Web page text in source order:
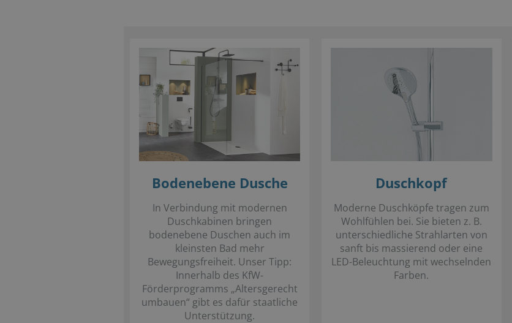
Bodenebene Dusche
In Verbindung mit modernen
Duschkabinen bringen
bodenebene Duschen auch im
kleinsten Bad mehr
Bewegungsfreiheit. Unser Tipp:
Innerhalb des KfW-
Förderprogramms „Altersgerecht
umbauen“ gibt es dafür staatliche
Unterstützung.
Duschkopf
Moderne Duschköpfe tragen zum
Wohlfühlen bei. Sie bieten z. B.
unterschiedliche Strahlarten von
sanft bis massierend oder eine
LED-Beleuchtung mit wechselnden
Farben.